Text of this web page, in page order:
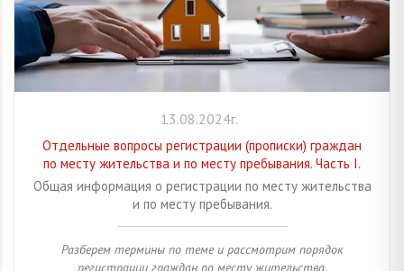
13.08.2024г.
Отдельные вопросы регистрации (прописки) граждан
по месту жительства и по месту пребывания. Часть I.
Общая информация о регистрации по месту жительства
и по месту пребывания.
Разберем термины по теме и рассмотрим порядок
регистрации граждан по месту жительства.